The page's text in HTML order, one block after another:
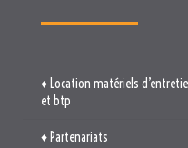
♦ Recrutement
♦ Materiels BTP , Recyclage
♦ Le Groupe RHF